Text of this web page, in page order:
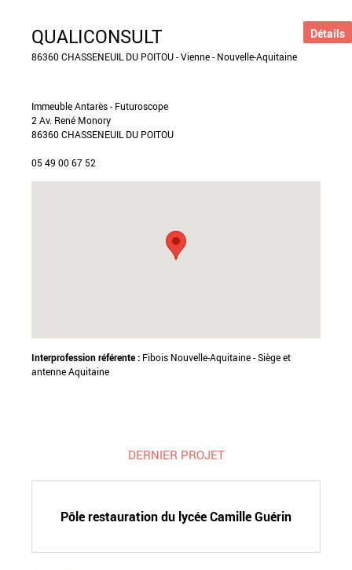
QUALICONSULT
86360 CHASSENEUIL DU POITOU - Vienne - Nouvelle-Aquitaine
Immeuble Antarès - Futuroscope
2 Av. René Monory
86360 CHASSENEUIL DU POITOU
05 49 00 67 52
Interprofession référente : Fibois Nouvelle-Aquitaine - Siège et
antenne Aquitaine
DERNIER PROJET
Pôle restauration du lycée Camille Guérin
Détails